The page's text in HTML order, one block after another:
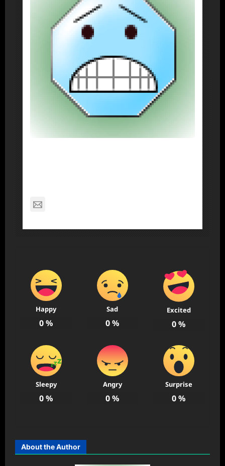
Happy
0%
Sad
0%
Excited
0%
Sleepy
0%
Angry
0%
Surprise
0%
About the Author